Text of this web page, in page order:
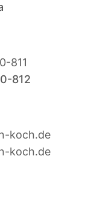
811
812
koch.de
koch.de